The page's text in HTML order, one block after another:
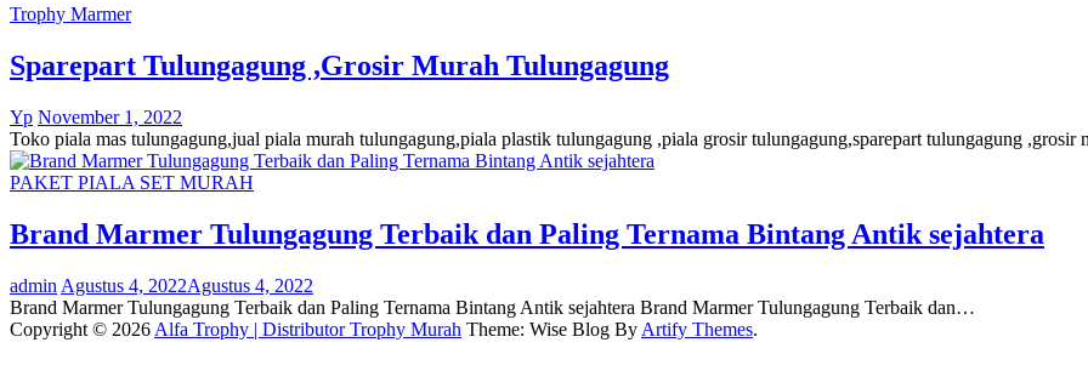
Trophy Marmer
Sparepart Tulungagung ,Grosir Murah Tulungagung
Yp November 1, 2022
Toko piala mas tulungagung,jual piala murah tulungagung,piala plastik tulungagung ,piala grosir tulungagung,sparepart tulungagung
PAKET PIALA SET MURAH
Brand Marmer Tulungagung Terbaik dan Paling Ternama Bintang Antik sejahtera
admin Agustus 4, 2022Agustus 4, 2022
Brand Marmer Tulungagung Terbaik dan Paling Ternama Bintang Antik sejahtera Brand Marmer Tulungagung Terbaik dan…
Copyright © 2026 Alfa Trophy | Distributor Trophy Murah Theme: Wise Blog By Artify Themes.